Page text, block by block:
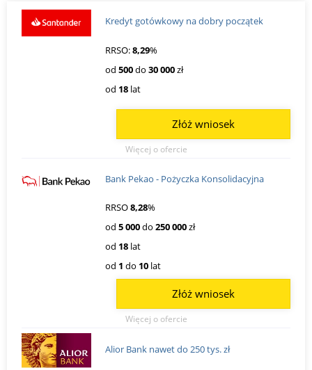
Kredyt gotówkowy na dobry początek
RRSO:8,29%
od 500do 30 000zł
od 18 lat
Więcej o ofercie
Złóż wniosek
Bank Pekao - Pożyczka Konsolidacyjna
RRSO8,28%
od 5 000do 250 000zł
od 18 lat
od 1 do 10 lat
Więcej o ofercie
Złóż wniosek
Alior Bank nawet do 250 tys. zł